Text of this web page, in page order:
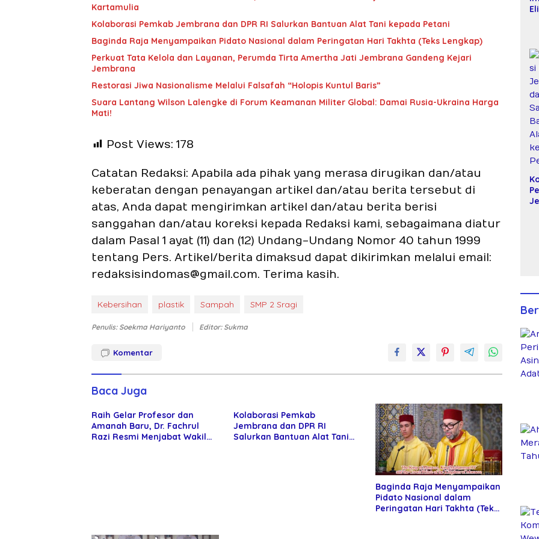
Kartamulia
Kolaborasi Pemkab Jembrana dan DPR RI Salurkan Bantuan Alat Tani kepada Petani
Baginda Raja Menyampaikan Pidato Nasional dalam Peringatan Hari Takhta (Teks Lengkap)
Perkuat Tata Kelola dan Layanan, Perumda Tirta Amertha Jati Jembrana Gandeng Kejari
Jembrana
Restorasi Jiwa Nasionalisme Melalui Falsafah “Holopis Kuntul Baris”
Suara Lantang Wilson Lalengke di Forum Keamanan Militer Global: Damai Rusia-Ukraina Harga
Mati!
Post Views: 178
Catatan Redaksi: Apabila ada pihak yang merasa dirugikan dan/atau
keberatan dengan penayangan artikel dan/atau berita tersebut di
atas, Anda dapat mengirimkan artikel dan/atau berita berisi
sanggahan dan/atau koreksi kepada Redaksi kami, sebagaimana diatur
dalam Pasal 1 ayat (11) dan (12) Undang-Undang Nomor 40 tahun 1999
tentang Pers. Artikel/berita dimaksud dapat dikirimkan melalui email:
redaksisindomas@gmail.com. Terima kasih.
Kebersihan plastik Sampah SMP 2 Sragi
Penulis: Soekma Hariyanto Editor: Sukma
Komentar
Baca Juga
Raih Gelar Profesor dan
Amanah Baru, Dr. Fachrul
Razi Resmi Menjabat Wakil
Kolaborasi Pemkab
Jembrana dan DPR RI
Salurkan Bantuan Alat Tani
Baginda Raja Menyampaikan
Pidato Nasional dalam
Peringatan Hari Takhta (Teks